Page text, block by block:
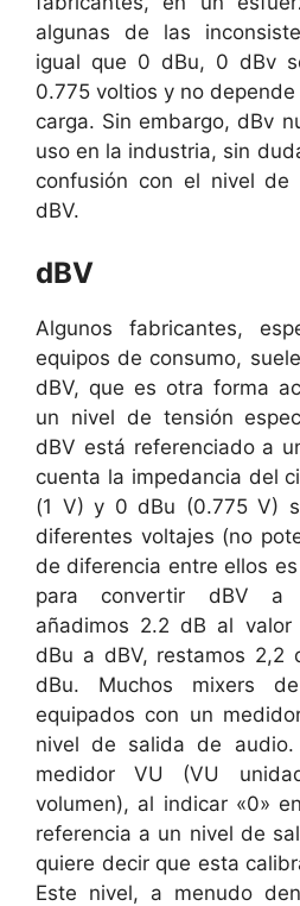
algunas de las
igual que 0 dBu, 0 dBv
0.775 voltios y no
carga. Sin embargo, dBv
uso en la industria, sin
confusión con el nivel de
dBV.
dBV
Algunos fabricantes,
equipos de consumo,
dBV, que es otra forma
un nivel de tensión
dBV está referenciado a
cuenta la impedancia del
(1 V) y 0 dBu (0.775 V)
diferentes voltajes (no
de diferencia entre ellos
para convertir dBV a
añadimos 2.2 dB al valor
dBu a dBV, restamos 2,2
dBu. Muchos mixers
equipados con un
nivel de salida de audio.
medidor VU (VU
volumen), al indicar «0»
referencia a un nivel de
quiere decir que esta
Este nivel, a menudo